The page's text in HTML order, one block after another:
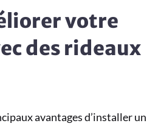
votre
des rideaux
avantages d’installer un